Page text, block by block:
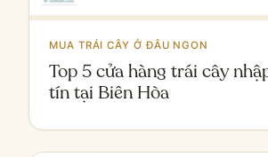
MUA TRÁI CÂY Ở ĐÂU NGON
Top 5 cửa hàng trái cây
tín tại Biên Hòa